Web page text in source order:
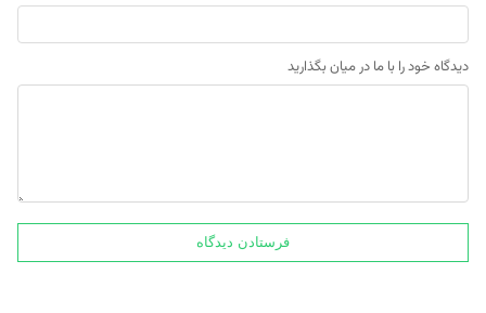
دیدگاه خود را با ما در میان بگذارید